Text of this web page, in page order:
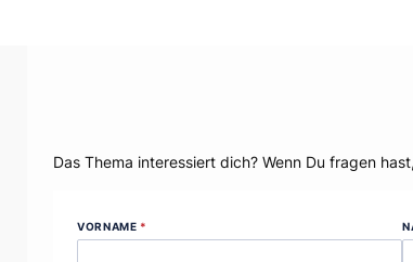
Das Thema interessiert dich? Wenn Du fragen
VORNAME *